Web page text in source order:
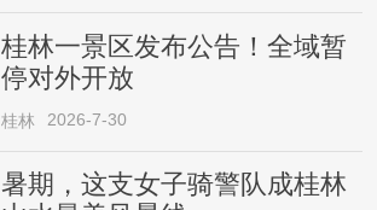
桂林一景区发布公告！全域暂
停对外开放
桂林 2026-7-30
暑期，这支女子骑警队成桂林